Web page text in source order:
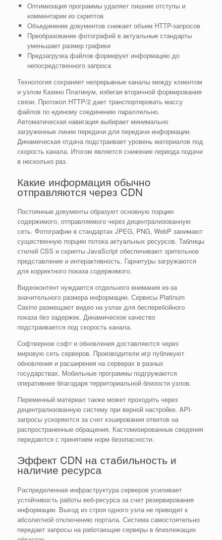
Оптимизация программы удаляет лишние отступы и
комментарии из скриптов
Объединение документов снижает объем HTTP-запросов
Преобразование фотографий в актуальные стандарты
уменьшает размер графики
Предзагрузка файлов формирует информацию до
непосредственного запроса
Технология сохраняет непрерывные каналы между клиентом
и узлом Казино Платинум, избегая вторичной формирования
связи. Протокол HTTP/2 дает транспортировать массу
файлов по единому соединению параллельно.
Автоматическая навигация выбирает минимально
загруженные линии передачи для передачи информации.
Динамическая отдача подстраивает уровень материалов под
скорость канала. Итогом является снижение периода подачи
в несколько раз.
Какие информация обычно
отправляются через CDN
Постоянные документы образуют основную порцию
содержимого, отправляемого через децентрализованную
сеть. Фотографии в стандартах JPEG, PNG, WebP занимают
существенную порцию потока актуальных ресурсов. Таблицы
стилей CSS и скрипты JavaScript обеспечивают зрительное
представление и интерактивность. Гарнитуры загружаются
для корректного показа содержимого.
Видеоконтент нуждается отдельного внимания из-за
значительного размера информации. Сервисы Platinum
Casino размещают видео на узлах для бесперебойного
показа без задержек. Динамическое качество
подстраивается под скорость канала.
Софтверное софт и обновления доставляются через
мировую сеть серверов. Производители игр публикуют
обновления и расширения на серверах в разных
государствах. Мобильные программы подгружаются
оперативнее благодаря территориальной близости узлов.
Переменный материал также может проходить через
децентрализованную систему при верной настройке. API-
запросы ускоряются за счет кэширования ответов на
распространенные обращения. Кастомизированные сведения
передаются с принятием норм безопасности.
Эффект CDN на стабильность и
наличие ресурса
Распределенная инфраструктура серверов усиливает
устойчивость работы веб-ресурса за счет резервирования
информации. Выход из строя одного узла не приводит к
абсолютной отключению портала. Система самостоятельно
передает запросы на работающие серверы в близлежащих